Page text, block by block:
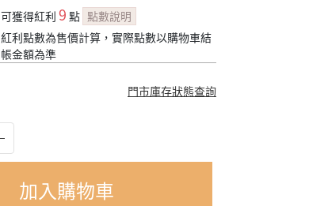
可獲得紅利 9 點 點數說明
紅利點數為售價計算，實際點數以購物車結
帳金額為準
門市庫存狀態查詢
加入購物車